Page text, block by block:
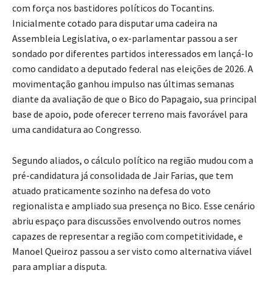
com força nos bastidores políticos do Tocantins.
Inicialmente cotado para disputar uma cadeira na
Assembleia Legislativa, o ex-parlamentar passou a ser
sondado por diferentes partidos interessados em lançá-lo
como candidato a deputado federal nas eleições de 2026. A
movimentação ganhou impulso nas últimas semanas
diante da avaliação de que o Bico do Papagaio, sua principal
base de apoio, pode oferecer terreno mais favorável para
uma candidatura ao Congresso.
Segundo aliados, o cálculo político na região mudou com a
pré-candidatura já consolidada de Jair Farias, que tem
atuado praticamente sozinho na defesa do voto
regionalista e ampliado sua presença no Bico. Esse cenário
abriu espaço para discussões envolvendo outros nomes
capazes de representar a região com competitividade, e
Manoel Queiroz passou a ser visto como alternativa viável
para ampliar a disputa.